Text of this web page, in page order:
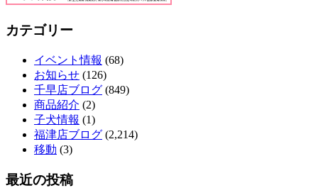
カテゴリー
イベント情報 (68)
お知らせ (126)
千早店ブログ (849)
商品紹介 (2)
子犬情報 (1)
福津店ブログ (2,214)
移動 (3)
最近の投稿